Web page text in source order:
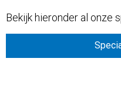
Bekijk hieronder al onze